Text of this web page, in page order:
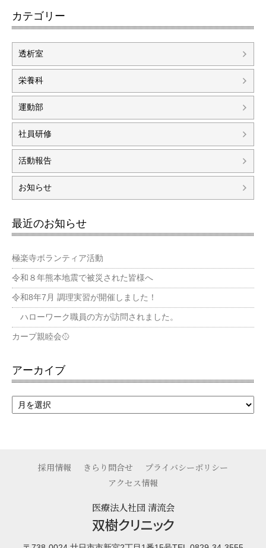
カテゴリー
透析室
栄養科
運動部
社員研修
活動報告
お知らせ
最近のお知らせ
極楽寺ボランティア活動
令和８年熊本地震で被災された皆様へ
令和8年7月 調理実習が開催しました！
ハローワーク職員の方が訪問されました。
カープ親睦会🥎
アーカイブ
採用情報 きらり問合せ
プライバシーポリシー
アクセス情報
医療法人社団 清流会
双樹クリニック